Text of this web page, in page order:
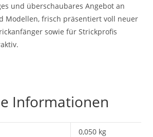
und überschaubares Angebot an
Modellen, frisch präsentiert voll neuer
sowie für Strickprofis
Informationen
0,050 kg